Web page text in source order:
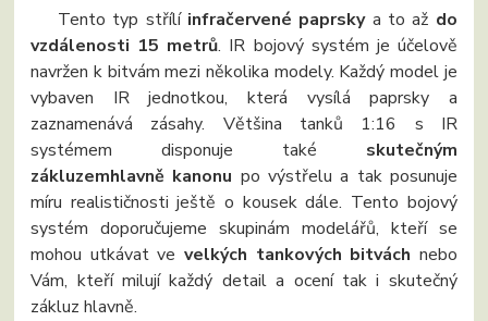
Tento typ střílí infračervené paprskya to až do
vzdálenosti 15 metrů. IR bojový systém je účelově
navržen k bitvám mezi několika modely. Každý model je
vybaven IR jednotkou, která vysílá paprsky a
zaznamenává zásahy. Většina tanků 1:16 s IR
systémem disponuje také skutečným
zákluzemhlavně kanonu po výstřelu a tak posunuje
míru realističnosti ještě o kousek dále. Tento bojový
systém doporučujeme skupinám modelářů, kteří se
mohou utkávat ve velkých tankových bitvách nebo
Vám, kteří milují každý detail a ocení tak i skutečný
zákluz hlavně.